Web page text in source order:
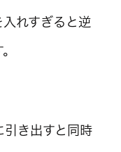
れすぎると逆
引き出すと同時